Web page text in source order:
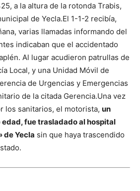
a la altura de la rotonda Trabis,
de Yecla.El 1-1-2 recibía,
varias llamadas informando del
indicaban que el accidentado
Al lugar acudieron patrullas de
Local, y una Unidad Móvil de
de Urgencias y Emergencias
de la citada Gerencia.Una vez
los sanitarios, el motorista, un
edad, fue trasladado al hospital
de Yecla sin que haya trascendido